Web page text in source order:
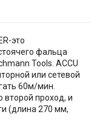
это
фальца
Tools. ACCU
или сетевой
60м/мин.
второй проход, и
(длина 270 мм,